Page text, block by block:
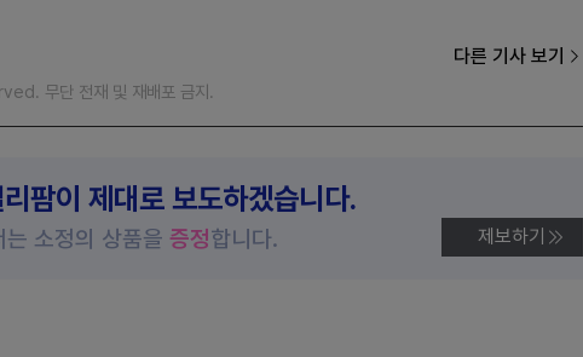
다른 기사 보기
무단 전재 및 재배포 금지.
팜이 제대로 보도하겠습니다.
소정의 상품을 증정합니다. 제보하기